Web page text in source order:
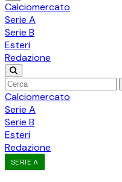
Calciomercato
Serie A
Serie B
Esteri
Redazione
Calciomercato
Serie A
Serie B
Esteri
Redazione
SERIE A